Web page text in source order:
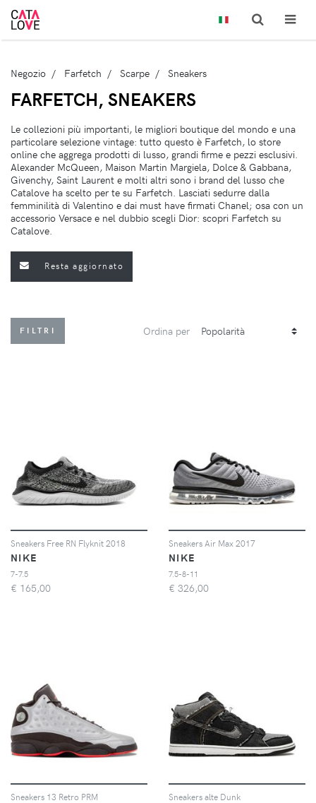
Negozio Farfetch Scarpe Sneakers
FARFETCH, SNEAKERS
Le collezioni più importanti, le migliori boutique del mondo e una
particolare selezione vintage: tutto questo è Farfetch, lo store
online che aggrega prodotti di lusso, grandi firme e pezzi esclusivi.
Alexander McQueen, Maison Martin Margiela, Dolce & Gabbana,
Givenchy, Saint Laurent e molti altri sono i brand del lusso che
Catalove ha scelto per te su Farfetch. Lasciati sedurre dalla
femminilità di Valentino e dai must have firmati Chanel; osa con un
accessorio Versace e nel dubbio scegli Dior: scopri Farfetch su
Catalove.
Resta aggiornato
FILTRI Ordina per
Sneakers Free RN Flyknit 2018
NIKE
7-7.5
€ 165,00
Sneakers Air Max 2017
NIKE
7.5-8-11
€ 326,00
Sneakers 13 Retro PRM Sneakers alte Dunk